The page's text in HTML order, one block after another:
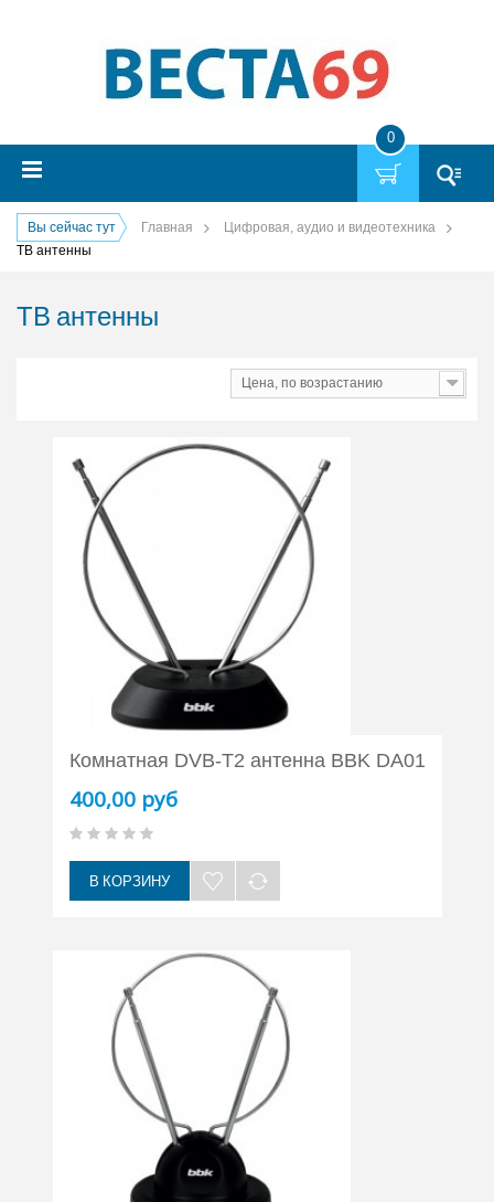
0
Вы сейчас тут Главная
Цифровая, аудио и видеотехника
ТВ антенны
ТВ антенны
Цена, по возрастанию
Комнатная DVB-T2 антенна BBK DA01
400,00 руб
В КОРЗИНУ